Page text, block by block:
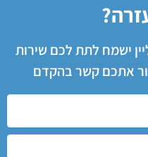
ישמח לתת לכם שירות
אתכם קשר בהקדם